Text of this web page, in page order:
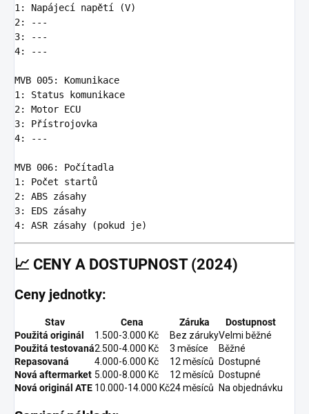
1 :
Napájecí napětí (V)
2:
---
3:
---
4: ---
MVB 005:
Komunikace
1 :
Status komunikace
2:
Motor ECU
3:
Přístrojovka
4: ---
MVB 006:
Počítadla
1 :
Počet startů
2:
ABS zásahy
3:
EDS zásahy
4: ASR zásahy (pokud je)
📈 CENY A DOSTUPNOST (2024)
Ceny jednotky:
Stav Cena Záruka
Dostupnost
Použitá originál
1.500-3.000 Kč Bez zárukyVelmi běžné
Použitá testovaná2.500-4.000 Kč 3 měsíce
Běžné
Repasovaná
4.000-6.000 Kč 12 měsíců
Dostupné
Nová aftermarket 5.000-8.000 Kč 12 měsíců
Dostupné
Nová originál ATE 10.000-14.000 Kč24 měsíců Na objednávku